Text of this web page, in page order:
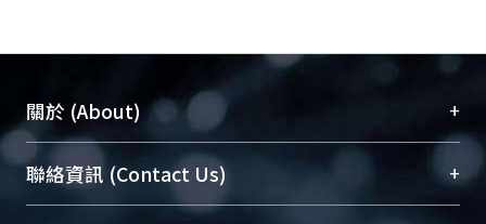
關於 (About) +
臺大位居世界頂尖大學之列，為永久珍藏及向國際
展現本校豐碩的研究成果及學術能量，圖書館整合
聯絡資訊 (Contact Us) +